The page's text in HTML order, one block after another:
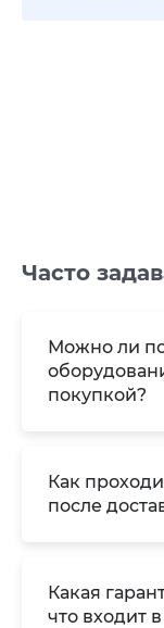
Часто
Можно ли
покупкой?
Как
после
Какая
что входит